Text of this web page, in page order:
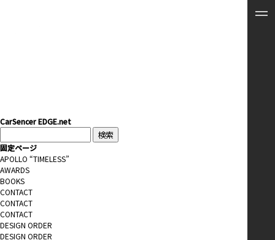
CarSencer EDGE.net
索:
固定ページ
APOLLO “TIMELESS”
AWARDS
BOOKS
CONTACT
CONTACT
CONTACT
DESIGN ORDER
DESIGN ORDER